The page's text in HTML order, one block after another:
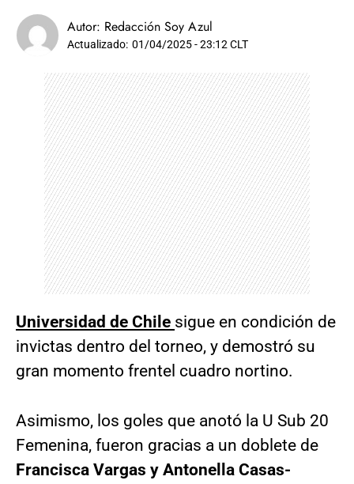
Autor: Redacción Soy Azul
Actualizado: 01/04/2025 - 23:12 CLT
Universidad de Chile sigue en condición de
invictas dentro del torneo, y demostró su
gran momento frentel cuadro nortino.
Asimismo, los goles que anotó la U Sub 20
Femenina, fueron gracias a un doblete de
Francisca Vargas y Antonella Casas-